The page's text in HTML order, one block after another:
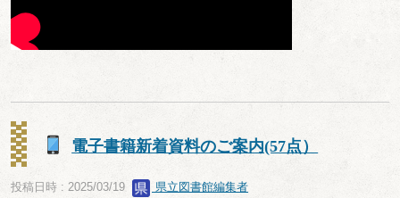
電子書籍新着資料のご案内(57点）
投稿日時 : 2025/03/19 県立図書館編集者